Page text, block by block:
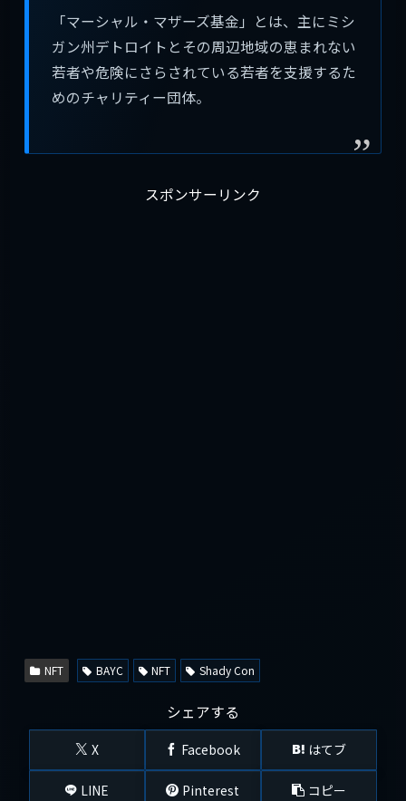
「マーシャル・マザーズ基金」とは、主にミシ
ガン州デトロイトとその周辺地域の恵まれない
若者や危険にさらされている若者を支援するた
めのチャリティー団体。
スポンサーリンク
NFT BAYC NFT Shady Con
シェアする
X Facebook はてブ
LINE Pinterest コピー